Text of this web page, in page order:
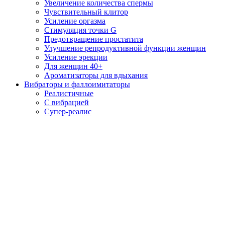
Увеличение количества спермы
Чувствительный клитор
Усиление оргазма
Стимуляция точки G
Предотвращение простатита
Улучшение репродуктивной функции женщин
Усиление эрекции
Для женщин 40+
Ароматизаторы для вдыхания
Вибраторы и фаллоимитаторы
Реалистичные
С вибрацией
Супер-реалис